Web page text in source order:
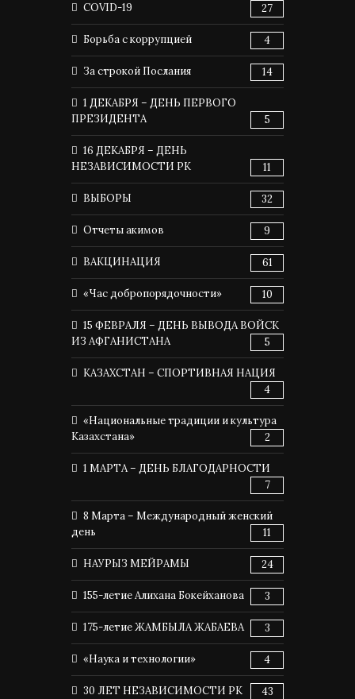
COVID-19 27
Борьба с коррупцией 4
За строкой Послания 14
1 ДЕКАБРЯ – ДЕНЬ ПЕРВОГО
ПРЕЗИДЕНТА
5
16 ДЕКАБРЯ – ДЕНЬ
НЕЗАВИСИМОСТИ РК
11
ВЫБОРЫ 32
Отчеты акимов 9
ВАКЦИНАЦИЯ 61
«Час добропорядочности» 10
15 ФЕВРАЛЯ – ДЕНЬ ВЫВОДА ВОЙСК
ИЗ АФГАНИСТАНА
5
КАЗАХСТАН – СПОРТИВНАЯ НАЦИЯ
4
«Национальные традиции и культура
Казахстана»
2
1 МАРТА – ДЕНЬ БЛАГОДАРНОСТИ
7
8 Марта – Международный женский
день
11
НАУРЫЗ МЕЙРАМЫ 24
155-летие Алихана Бокейханова 3
175-летие ЖАМБЫЛА ЖАБАЕВА 3
«Наука и технологии» 4
30 ЛЕТ НЕЗАВИСИМОСТИ РК 43